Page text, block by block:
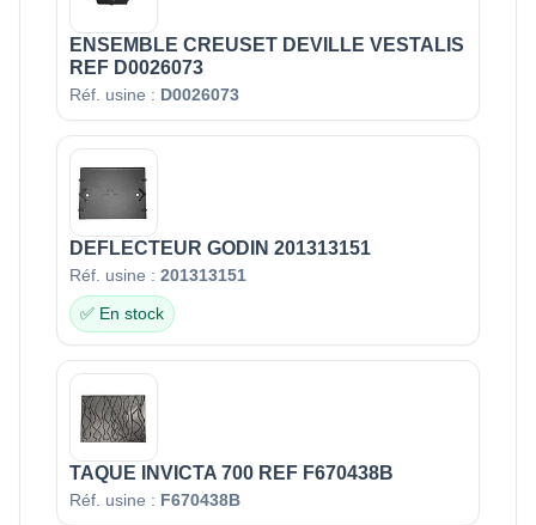
ENSEMBLE CREUSET DEVILLE VESTALIS
REF D0026073
Réf. usine : D0026073
DEFLECTEUR GODIN 201313151
Réf. usine : 201313151
✅ En stock
TAQUE INVICTA 700 REF F670438B
Réf. usine : F670438B